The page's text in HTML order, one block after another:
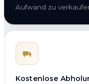
Aufwand zu
Kostenlose